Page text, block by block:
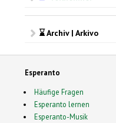
⌛ Archiv | Arkivo
Esperanto
Häufige Fragen
Esperanto lernen
Esperanto-Musik